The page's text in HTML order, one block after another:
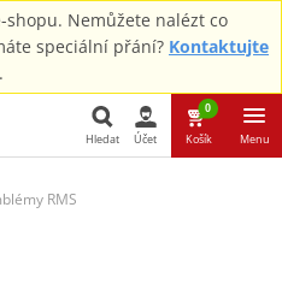
shopu. Nemůžete nalézt co
speciální přání? Kontaktujte
Hledat Účet
0
Košík Menu
RMS